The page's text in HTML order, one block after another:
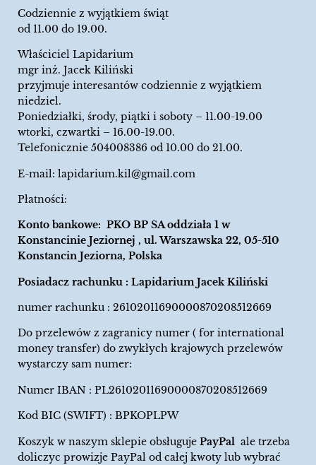
Codziennie z wyjątkiem świąt
od 11.00 do 19.00.
Właściciel Lapidarium
mgr inż. Jacek Kiliński
przyjmuje interesantów codziennie z wyjątkiem
niedziel.
Poniedziałki, środy, piątki i soboty – 11.00-19.00
wtorki, czwartki – 16.00-19.00.
Telefonicznie 504008386 od 10.00 do 21.00.
E-mail: lapidarium.kil@gmail.com
Płatności:
Konto bankowe: PKO BP SA oddziała 1 w
Konstancinie Jeziornej , ul. Warszawska 22, 05-510
Konstancin Jeziorna, Polska
Posiadacz rachunku : Lapidarium Jacek Kiliński
numer rachunku : 26102011690000870208512669
Do przelewów z zagranicy numer ( for international
money transfer) do zwykłych krajowych przelewów
wystarczy sam numer:
Numer IBAN : PL26102011690000870208512669
Kod BIC (SWIFT) : BPKOPLPW
Koszyk w naszym sklepie obsługuje PayPal ale trzeba
doliczyc prowizje PayPal od całej kwoty lub wybrać